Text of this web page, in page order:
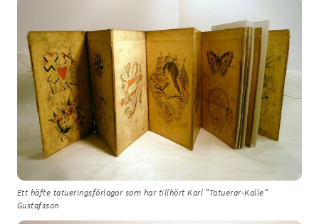
Ett häfte tatueringsförlagor som har tillhört Karl ”Tatuerar-Kalle”
Gustafsson